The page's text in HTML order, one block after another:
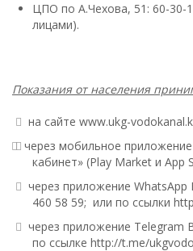
ЦПО по А.Чехова, 51: 60-30-
лицами).
Показания от населения
на сайте www.ukg-
через мобильное приложение
кабинет» (Play Market и App
через приложение
460 58 59; или по ссылки
через приложение Telegram
по ссылке http://t.me/